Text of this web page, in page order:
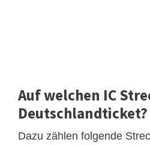
Auf welchen IC
Deutschlandticket?
Dazu zählen folgende